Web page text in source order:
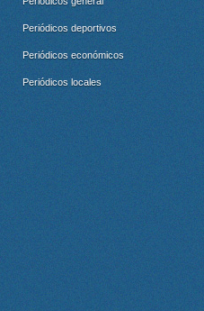
Periódicos deportivos
Periódicos económicos
Periódicos locales